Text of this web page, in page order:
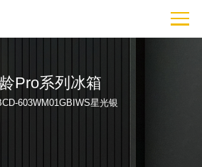
Pro系列冰箱
603WM01GBIWS星光银